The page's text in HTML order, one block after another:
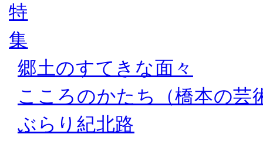
郷土のすてきな面々
こころのかたち（橋本の芸
ぶらり紀北路